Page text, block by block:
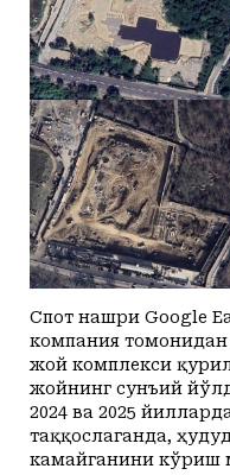
Спот нашри Google
компания
жой комплекси
жойнинг сунъий
2024 ва 2025
таққослаганда,
камайганини кўриш